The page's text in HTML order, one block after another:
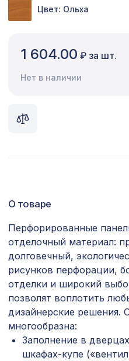
Плинтусы
Сопутствующие
Цветной багет
Экраны для
2070х930мм, ХДФ,
Воск мягкий в
1400х780мм,
ДАМАСКО КАРЕ,
белая
Цвет: Ольха
1 604.00 ₽ за шт.
Нет в наличии
О товаре
Перфорированные
отделочный материал:
долговечный,
рисунков перфорации,
отделки и широкий
позволят воплотить
дизайнерские решения.
многообразна:
Заполнение в
шкафах-купе